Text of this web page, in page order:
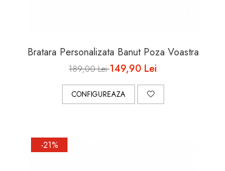
Bratara Personalizata Banut Poza Voastra
189,00 Lei149,90 Lei
CONFIGUREAZA
-21%